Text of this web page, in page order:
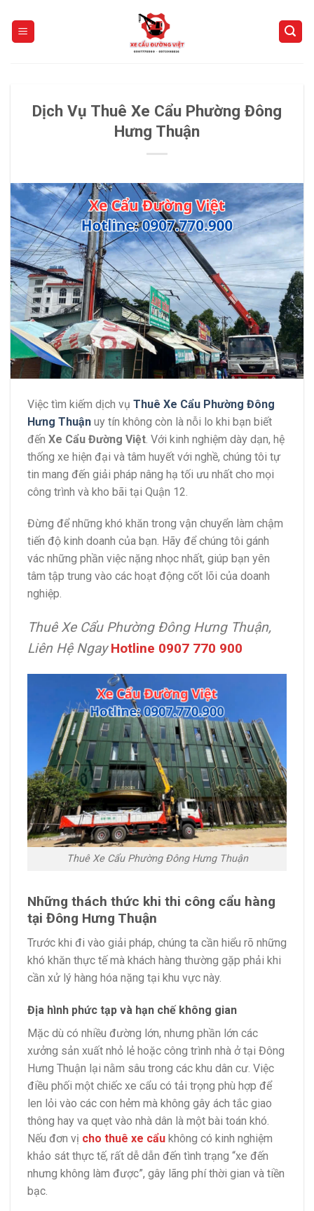
content
Dịch Vụ Thuê Xe Cẩu Phường Đông
Hưng Thuận
Việc tìm kiếm dịch vụ Thuê Xe Cẩu Phường Đông
Hưng Thuận uy tín không còn là nỗi lo khi bạn biết
đến Xe Cẩu Đường Việt . Với kinh nghiệm dày dạn, hệ
thống xe hiện đại và tâm huyết với nghề, chúng tôi tự
tin mang đến giải pháp nâng hạ tối ưu nhất cho mọi
công trình và kho bãi tại Quận 12.
Đừng để những khó khăn trong vận chuyển làm chậm
tiến độ kinh doanh của bạn. Hãy để chúng tôi gánh
vác những phần việc nặng nhọc nhất, giúp bạn yên
tâm tập trung vào các hoạt động cốt lõi của doanh
nghiệp.
Thuê Xe Cẩu Phường Đông Hưng Thuận,
Liên Hệ Ngay Hotline 0907 770 900
Thuê Xe Cẩu Phường Đông Hưng Thuận
Những thách thức khi thi công cẩu hàng
tại Đông Hưng Thuận
Trước khi đi vào giải pháp, chúng ta cần hiểu rõ những
khó khăn thực tế mà khách hàng thường gặp phải khi
cần xử lý hàng hóa nặng tại khu vực này.
Địa hình phức tạp và hạn chế không gian
Mặc dù có nhiều đường lớn, nhưng phần lớn các
xưởng sản xuất nhỏ lẻ hoặc công trình nhà ở tại Đông
Hưng Thuận lại nằm sâu trong các khu dân cư. Việc
điều phối một chiếc xe cẩu có tải trọng phù hợp để
len lỏi vào các con hẻm mà không gây ách tắc giao
thông hay va quẹt vào nhà dân là một bài toán khó.
Nếu đơn vị cho thuê xe cẩu không có kinh nghiệm
khảo sát thực tế, rất dễ dẫn đến tình trạng “xe đến
nhưng không làm được”, gây lãng phí thời gian và tiền
bạc.